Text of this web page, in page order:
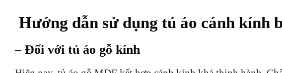
Hướng dẫn sử dụng tủ áo cánh kính
– Đối với tủ áo gỗ kính